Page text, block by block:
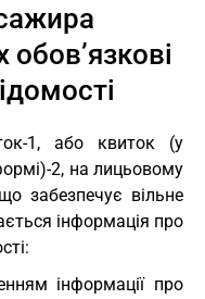
обов’язкові
1, або квиток (у
2, на лицьовому
забезпечує вільне
інформація про
інформації про